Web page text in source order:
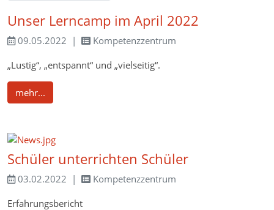
Unser Lerncamp im April 2022
09.05.2022
Kompetenzzentrum
„Lustig“, „entspannt“ und „vielseitig“.
mehr...
Schüler unterrichten Schüler
03.02.2022
Kompetenzzentrum
Erfahrungsbericht